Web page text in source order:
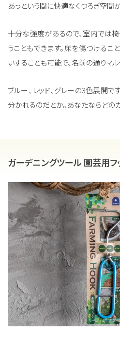
あっという間に快適なくつろぎ空間
十分な強度があるので、室内では
うこともできます。床を傷つけるこ
いすることも可能で、名前の通りマル
ブルー、レッド、グレーの3色展開
分かれるのだとか。あなたならどの
ガーデニングツール 園芸用フ